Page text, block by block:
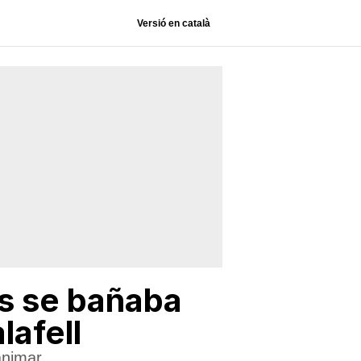
Versió en català
se bañaba